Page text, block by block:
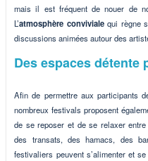
mais il est fréquent de nouer de
L’atmosphère convivialequi règne
discussions animées autour des
Des espaces détente
Afin de permettre aux participants
nombreux festivals proposent
de se reposer et de se relaxer
des transats, des hamacs, des
festivaliers peuvent s’alimenter et